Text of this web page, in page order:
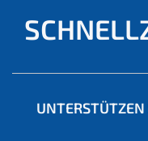
UNTERSTÜTZEN